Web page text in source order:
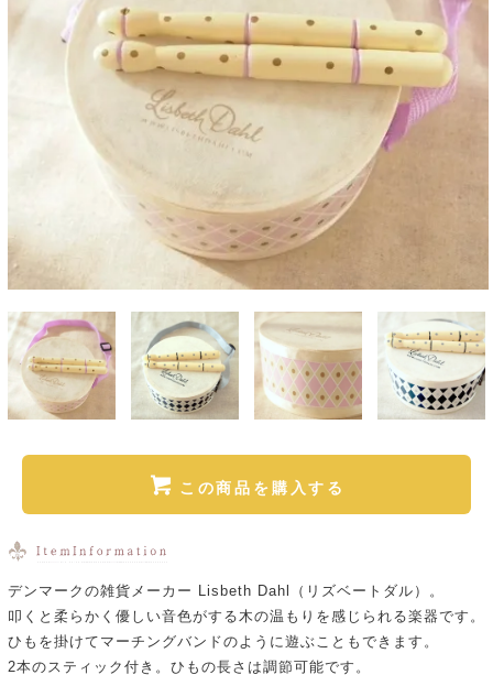
この商品を購入する
デンマークの雑貨メーカー Lisbeth Dahl（リズベートダル）。
叩くと柔らかく優しい音色がする木の温もりを感じられる楽器です。
ひもを掛けてマーチングバンドのように遊ぶこともできます。
2本のスティック付き。ひもの長さは調節可能です。